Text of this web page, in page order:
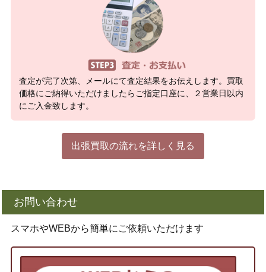
査定が完了次第、メールにて査定結果をお伝えします。買取
価格にご納得いただけましたらご指定口座に、２営業日以内
にご入金致します。
出張買取の流れを詳しく見る
お問い合わせ
スマホやWEBから簡単にご依頼いただけます